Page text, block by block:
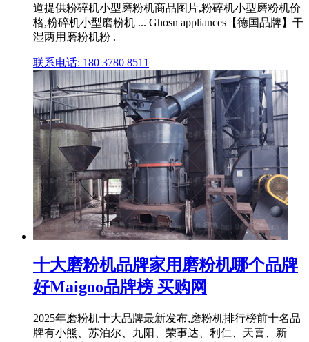
道提供粉碎机小型磨粉机商品图片,粉碎机小型磨粉机价
格,粉碎机小型磨粉机 ... Ghosn appliances【德国品牌】干
湿两用磨粉机粉 .
联系电话: 180 3780 8511
十大磨粉机品牌家用磨粉机哪个品牌
好Maigoo品牌榜 买购网
2025年磨粉机十大品牌最新发布,磨粉机排行榜前十名品
牌有小熊、苏泊尔、九阳、荣事达、利仁、天喜、新